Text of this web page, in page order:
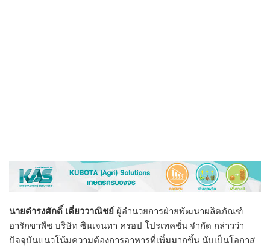
นายดำรงศักดิ์ เดี่ยววาณิชย์ ผู้อำนวยการฝ่ายพัฒนาผลิตภัณฑ์
อารักขาพืช บริษัท ซินเจนทา ครอป โปรเทคชั่น จำกัด กล่าวว่า
ปัจจุบันแนวโน้มความต้องการอาหารที่เพิ่มมากขึ้น นับเป็นโอกาส